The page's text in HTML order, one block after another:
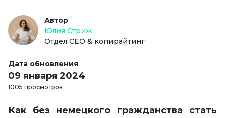
Автор
Юлия Стриж
Отдел СЕО & копирайтинг
Дата обновления
09 января 2024
1005 просмотров
Как без немецкого гражданства стать